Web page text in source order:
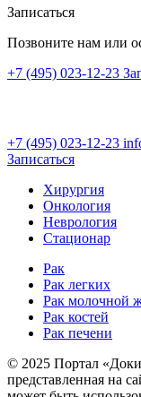
Записаться
Позвоните нам или
+7 (495) 023-12-23
+7 (495) 023-12-23
Записаться
Хирургия
Онкология
Неврология
Стационар
Рак
Рак легких
Рак молочной
Рак костей
Рак печени
© 2025 Портал
представленная на